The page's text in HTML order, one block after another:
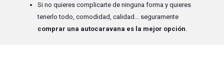
Si no quieres complicarte de ninguna forma y quieres
tenerlo todo, comodidad, calidad… seguramente
comprar una autocaravana es la mejor opción